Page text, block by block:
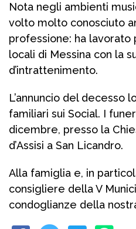
Nota negli ambienti
volto molto conosciuto
professione: ha lavorato
locali di Messina con la
d’intrattenimento.
L’annuncio del decesso
familiari sui Social. I
dicembre, presso la
d’Assisi a San Licandro.
Alla famiglia e, in
consigliere della V
condoglianze della